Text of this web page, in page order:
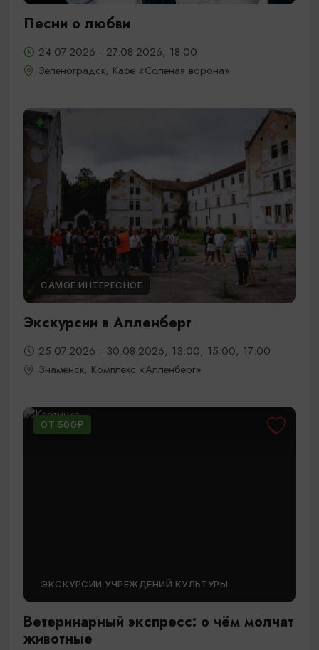
Песни о любви
24.07.2026 - 27.08.2026, 18:00
Зеленоградск, Кафе «Соленая ворона»
САМОЕ ИНТЕРЕСНОЕ
Экскурсии в Алленберг
25.07.2026 - 30.08.2026, 13:00, 15:00, 17:00
Знаменск, Комплекс «Алленберг»
ОТ 500₽
ЭКСКУРСИИ УЧРЕЖДЕНИЙ КУЛЬТУРЫ
Ветеринарный экспресс: о чём молчат
животные